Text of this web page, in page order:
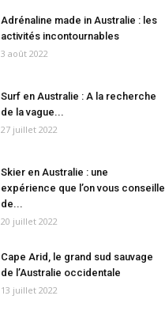
Adrénaline made in Australie : les
activités incontournables
3 août 2022
Surf en Australie : A la recherche
de la vague...
27 juillet 2022
Skier en Australie : une
expérience que l’on vous conseille
de...
20 juillet 2022
Cape Arid, le grand sud sauvage
de l’Australie occidentale
13 juillet 2022